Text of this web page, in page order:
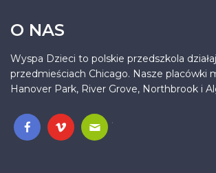
O NAS
Wyspa Dzieci to polskie przedszkola
przedmieściach Chicago. Nasze placówki
Hanover Park, River Grove, Northbrook i
.